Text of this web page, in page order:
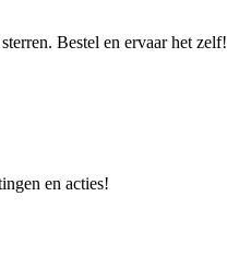
Bestel en ervaar het zelf!
en acties!